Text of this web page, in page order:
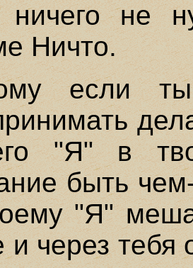
ничего не
Ничто.
если
"Я" в
быть
"Я"
и через тебя